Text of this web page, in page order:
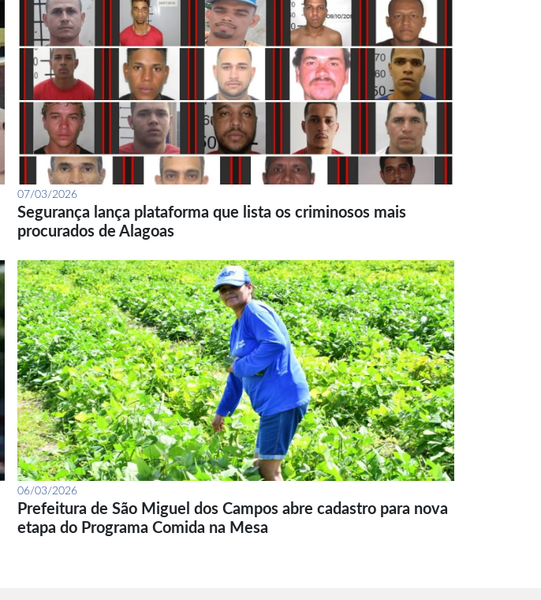
07/03/2026
Segurança lança plataforma que lista os criminosos mais
procurados de Alagoas
06/03/2026
Prefeitura de São Miguel dos Campos abre cadastro para nova
etapa do Programa Comida na Mesa